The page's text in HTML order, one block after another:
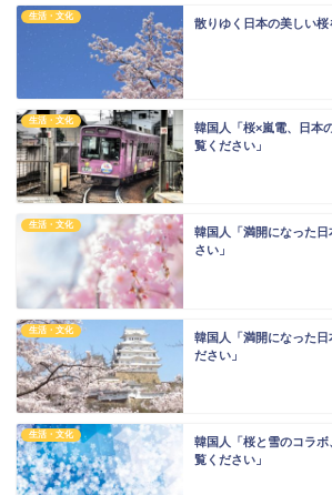
生活・文化
散りゆく日本の美しい
生活・文化
韓国人「桜×嵐電、日本
覧ください」
生活・文化
韓国人「満開になった
さい」
生活・文化
韓国人「満開になった日
ださい」
生活・文化
韓国人「桜と雪のコラ
覧ください」